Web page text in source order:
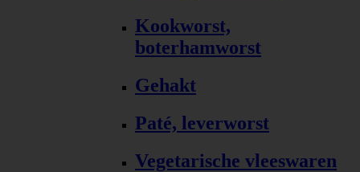
Kookworst,
boterhamworst
Gehakt
Paté, leverworst
Vegetarische vleeswaren